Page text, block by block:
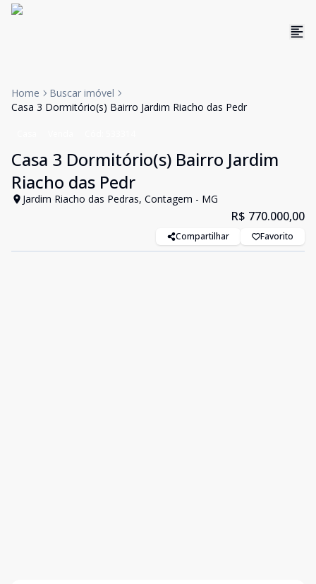
Home
Buscar imóvel
Casa 3 Dormitório(s) Bairro Jardim Riacho das Pedr
Casa 3 Dormitório(s) Bairro Jardim
Riacho das Pedr
Jardim Riacho das Pedras, Contagem - MG
R$ 770.000,00
Compartilhar Favorito